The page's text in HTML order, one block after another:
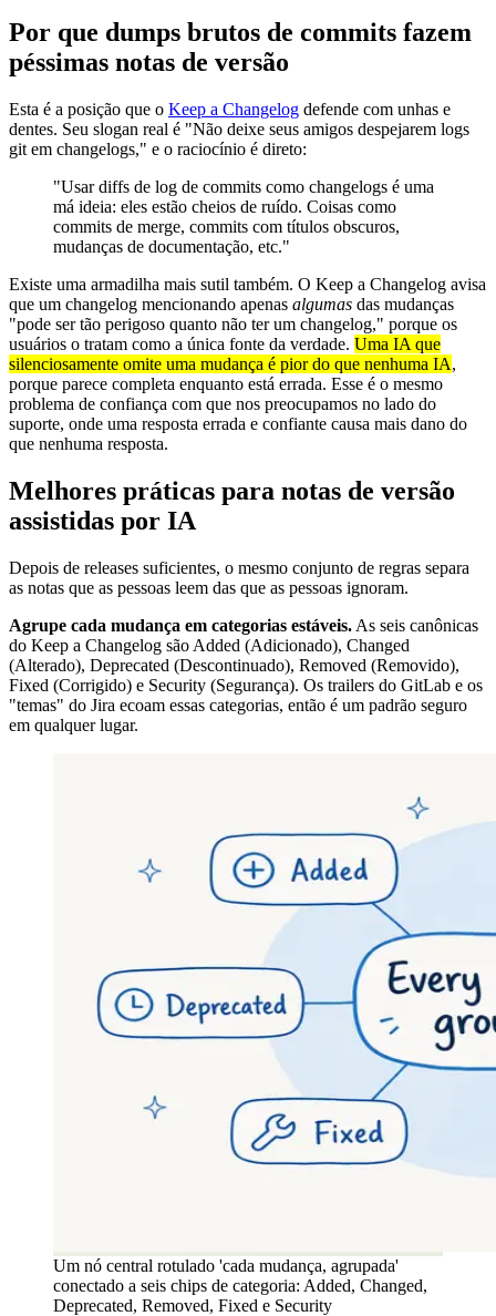
Por que dumps brutos de commits fazem
péssimas notas de versão
Esta é a posição que o Keep a Changelog defende com unhas e
dentes. Seu slogan real é "Não deixe seus amigos despejarem logs
git em changelogs," e o raciocínio é direto:
"Usar diffs de log de commits como changelogs é uma
má ideia: eles estão cheios de ruído. Coisas como
commits de merge, commits com títulos obscuros,
mudanças de documentação, etc."
Existe uma armadilha mais sutil também. O Keep a Changelog avisa
que um changelog mencionando apenas algumas das mudanças
"pode ser tão perigoso quanto não ter um changelog," porque os
usuários o tratam como a única fonte da verdade. Uma IA que
silenciosamente omite uma mudança é pior do que nenhuma IA,
porque parece completa enquanto está errada. Esse é o mesmo
problema de confiança com que nos preocupamos no lado do
suporte, onde uma resposta errada e confiante causa mais dano do
que nenhuma resposta.
Melhores práticas para notas de versão
assistidas por IA
Depois de releases suficientes, o mesmo conjunto de regras separa
as notas que as pessoas leem das que as pessoas ignoram.
Agrupe cada mudança em categorias estáveis. As seis canônicas
do Keep a Changelog são Added (Adicionado), Changed
(Alterado), Deprecated (Descontinuado), Removed (Removido),
Fixed (Corrigido) e Security (Segurança). Os trailers do GitLab e os
"temas" do Jira ecoam essas categorias, então é um padrão seguro
em qualquer lugar.
Um nó central rotulado 'cada mudança, agrupada'
conectado a seis chips de categoria: Added, Changed,
Deprecated, Removed, Fixed e Security